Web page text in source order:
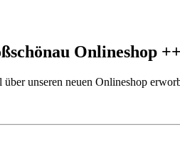
Onlineshop
unseren neuen Onlineshop